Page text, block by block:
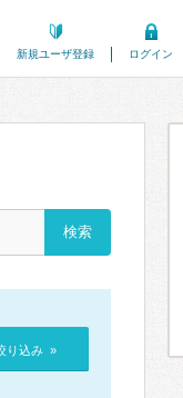
新規ユーザ登録 ログイン
り込み »